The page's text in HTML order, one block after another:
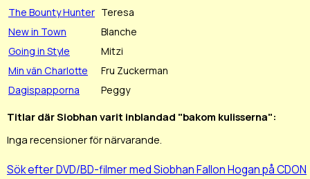
The Bounty Hunter Teresa
New in Town
Blanche
Going in Style
Mitzi
Min vän Charlotte
Fru Zuckerman
Dagispapporna
Peggy
Titlar där Siobhan varit inblandad "bakom kulisserna":
Inga recensioner för närvarande.
Sök efter DVD/BD-filmer med Siobhan Fallon Hogan på CDON